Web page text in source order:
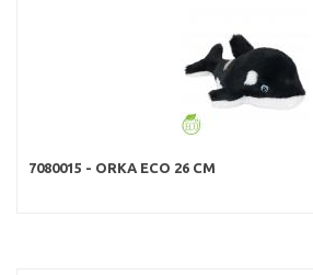
7080015 - ORKA ECO 26 CM